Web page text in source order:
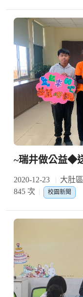
~瑞井做公益◆
2020-12-23 大肚
845 次
校園新聞